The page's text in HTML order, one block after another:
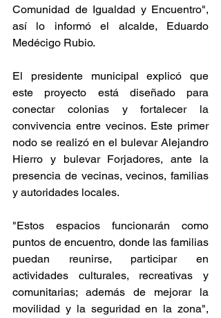
Comunidad de Igualdad y Encuentro",
así lo informó el alcalde, Eduardo
Medécigo Rubio.
El presidente municipal explicó que
este proyecto está diseñado para
conectar colonias y fortalecer la
convivencia entre vecinos. Este primer
nodo se realizó en el bulevar Alejandro
Hierro y bulevar Forjadores, ante la
presencia de vecinas, vecinos, familias
y autoridades locales.
"Estos espacios funcionarán como
puntos de encuentro, donde las familias
puedan reunirse, participar en
actividades culturales, recreativas y
comunitarias; además de mejorar la
movilidad y la seguridad en la zona",